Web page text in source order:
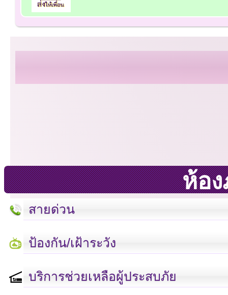
ห้อ
สายด่วน
ป้องกัน/เฝ้าระวัง
บริการช่วยเหลือผู้ประสบภัย